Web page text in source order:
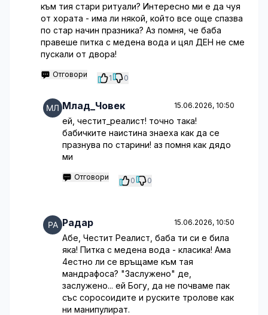
към тия стари ритуали? Интересно ми е да чуя
от хората - има ли някой, който все още спазва
по стар начин празника? Аз помня, че баба
правеше питка с медена вода и цял ДЕН не сме
пускали от двора!
Отговори 1 0
Млад_Човек 15.06.2026, 10:50
ей, честит_реалист! точно така!
бабичките наистина знаеха как да се
празнува по старини! аз помня как дядо
ми
Отговори 0 0
Радар 15.06.2026, 10:50
Абе, Честит Реалист, баба ти си е била
яка! Питка с медена вода - класика! Ама
4естно ли се връщаме към тая
мандрафоса? "Заслужено" де,
заслужено... ей Богу, да не почваме пак
със соросоидите и руските тролове как
ни манипулират.